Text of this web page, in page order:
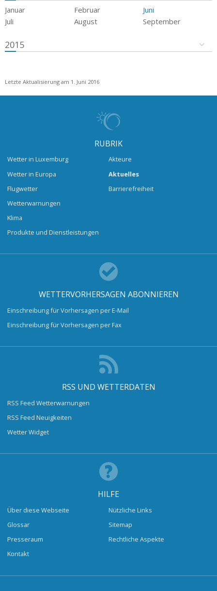
Januar Februar
Juni
Juli
August September
2015
Letzte Aktualisierung am 1. Juni 2016
RUBRIK
Wetter in Luxemburg
Wetter in Europa
Flugwetter
Wetterwarnungen
Klima
Produkte und Dienstleistungen
Akteure
Aktuelles
Barrierefreiheit
WETTERVORHERSAGEN ABONNIEREN
Einschreibung für Vorhersagen per E-Mail
Einschreibung für Vorhersagen per Fax
RSS UND WETTERDATEN
RSS Feed Wetterwarnungen
RSS Feed Neuigkeiten
Wetter Widget
HILFE
Über diese Webseite
Glossar
Presseraum
Kontakt
Nützliche Links
Sitemap
Rechtliche Aspekte